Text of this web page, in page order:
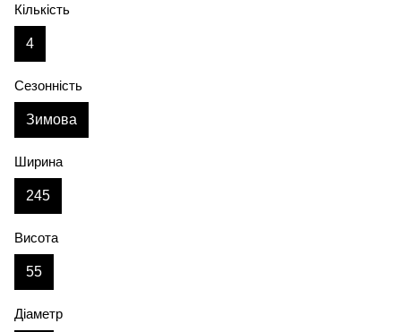
Кількість
4
Сезонність
Зимова
Ширина
245
Висота
55
Діаметр